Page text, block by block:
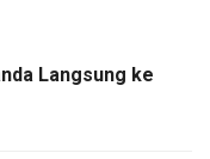
Langsung ke